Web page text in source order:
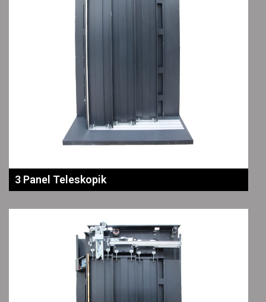
3 Panel Teleskopik